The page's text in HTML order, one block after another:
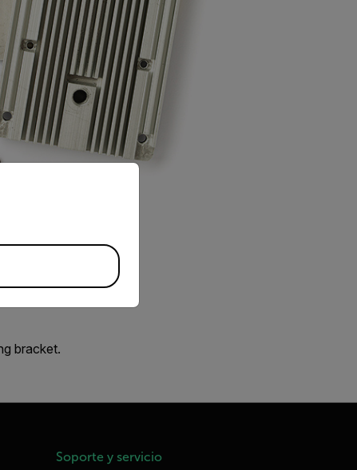
bracket.
Soporte y servicio
version of our website.